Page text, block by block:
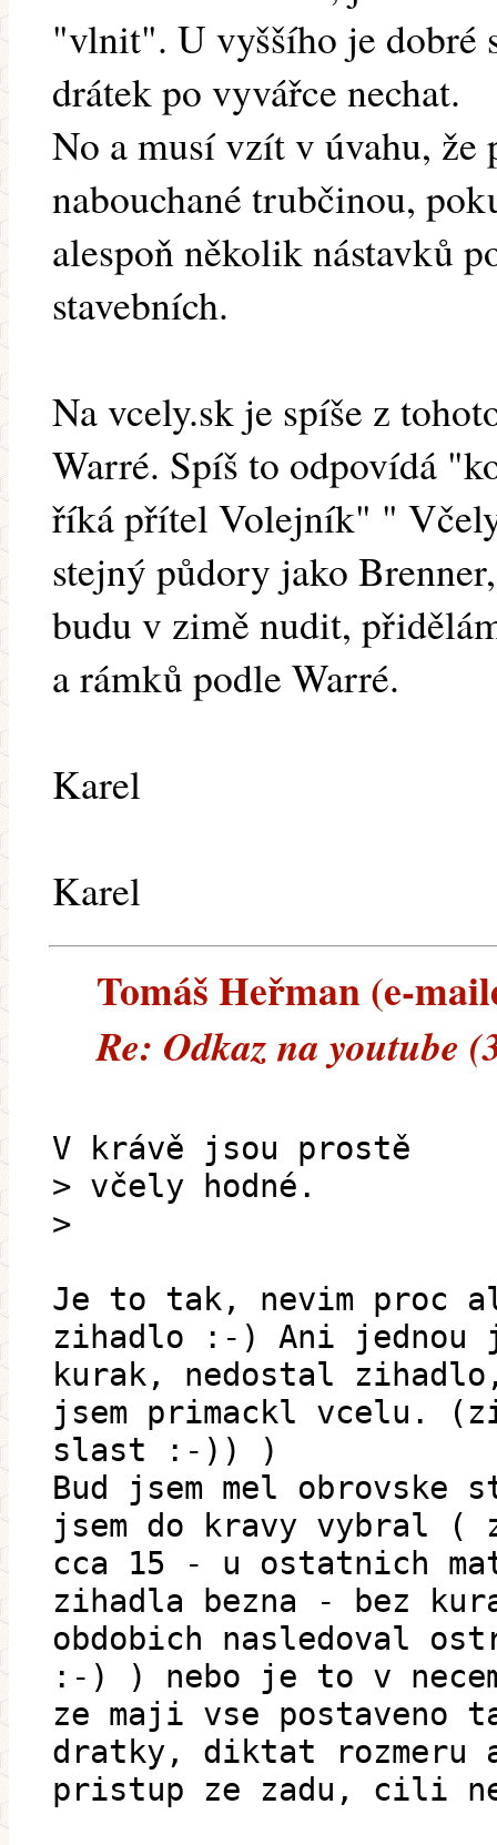
"vlnit". U vyššího je dobré
drátek po vyvářce nechat.
No a musí vzít v úvahu, že
nabouchané trubčinou,
alespoň několik nástavků
stavebních.
Na vcely.sk je spíše z
Warré. Spíš to odpovídá
říká přítel Volejník" "
stejný půdory jako
budu v zimě nudit,
a rámků podle Warré.
Karel
Karel
Tomáš Heřman (e-
Re: Odkaz na youtube
V krávě jsou prostě
> včely hodné.
>
Je to tak, nevim proc
zihadlo :-) Ani jednou
kurak, nedostal
jsem primackl vcelu.
slast :-)) )
Bud jsem mel obrovske
jsem do kravy vybral (
cca 15 - u ostatnich
zihadla bezna - bez
obdobich nasledoval
:-) ) nebo je to v
ze maji vse postaveno
dratky, diktat
pristup ze zadu, cili